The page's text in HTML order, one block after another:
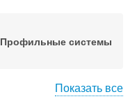
Профильные системы
Показать все